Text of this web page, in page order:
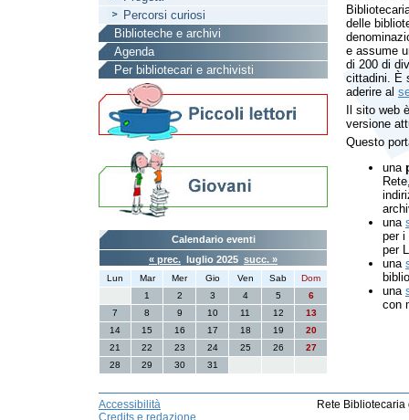
delle
e assume
di 200 di
cittadini. È
aderire al
Il sito web
versione
Questo
una
una
per i
per
una
una
con
Percorsi curiosi
Biblioteche e archivi
Agenda
Per bibliotecari e archivisti
Calendario eventi
« prec. luglio 2025 succ. »
Lun Mar Mer Gio Ven Sab
Dom
1
2 3 4 5
6
7
8 9 10 11 12
13
14
15 16 17 18 19
20
21
22 23 24 25 26
27
28
29 30 31
Accessibilità
Credits e redazione
Rete